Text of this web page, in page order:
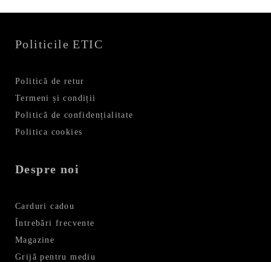
Politicile ETIC
Politică de retur
Termeni și condiții
Politică de confidențialitate
Politica cookies
Despre noi
Carduri cadou
Întrebări frecvente
Magazine
Grijă pentru mediu